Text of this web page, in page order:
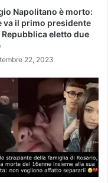
Napolitano è morto:
va il primo presidente
Repubblica eletto due
22, 2023